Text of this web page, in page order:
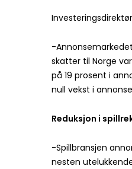
-
skatter til Norge
på 19 prosent i
null vekst i
Reduksjon i
-Spillbransjen
nesten